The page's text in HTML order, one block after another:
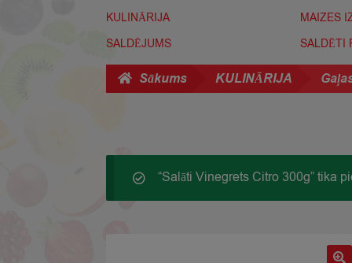
KULINĀRIJA
MAIZES
SALDĒJUMS
SALDĒTI
Sākums KULINĀRIJA
“Salāti Vinegrets Citro 300g” tika